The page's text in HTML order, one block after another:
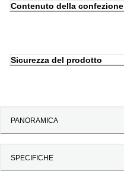
Contenuto della confezione
Sicurezza del prodotto
PANORAMICA
SPECIFICHE